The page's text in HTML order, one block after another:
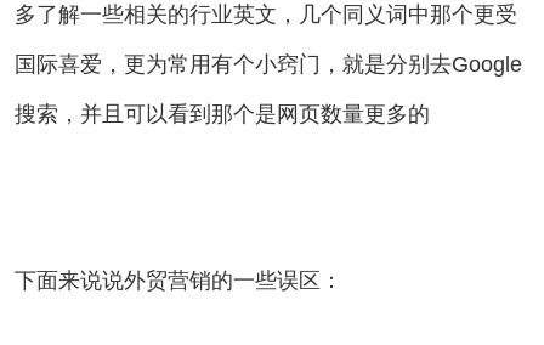
多了解一些相关的行业英文，几个同义词中那个更受
国际喜爱，更为常用有个小窍门，就是分别去Google
搜索，并且可以看到那个是网页数量更多的
下面来说说外贸营销的一些误区：